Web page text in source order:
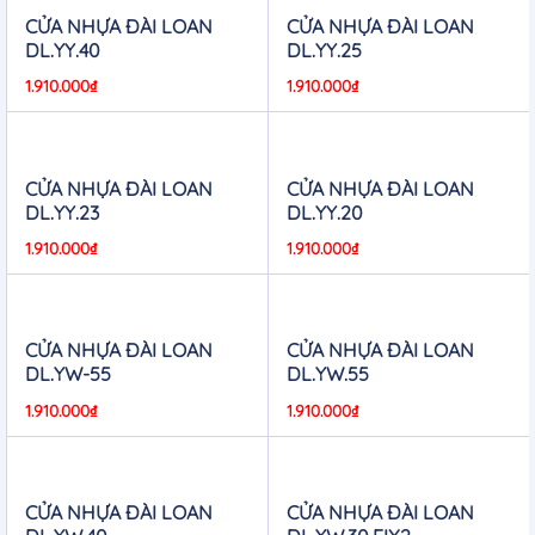
CỬA NHỰA ĐÀI LOAN
DL.YY.40
1.910.000₫
CỬA NHỰA ĐÀI LOAN
DL.YY.25
1.910.000₫
CỬA NHỰA ĐÀI LOAN
DL.YY.23
1.910.000₫
CỬA NHỰA ĐÀI LOAN
DL.YY.20
1.910.000₫
CỬA NHỰA ĐÀI LOAN
DL.YW-55
1.910.000₫
CỬA NHỰA ĐÀI LOAN
DL.YW.55
1.910.000₫
CỬA NHỰA ĐÀI LOAN
CỬA NHỰA ĐÀI LOAN